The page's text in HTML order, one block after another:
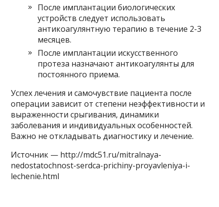
После имплантации биологических
устройств следует использовать
антикоагулянтную терапию в течение 2-3
месяцев.
После имплантации искусственного
протеза назначают антикоагулянты для
постоянного приема.
Успех лечения и самочувствие пациента после
операции зависит от степени неэффективности и
выраженности срыгивания, динамики
заболевания и индивидуальных особенностей.
Важно не откладывать диагностику и лечение.
Источник — http://mdc51.ru/mitralnaya-
nedostatochnost-serdca-prichiny-proyavleniya-i-
lechenie.html